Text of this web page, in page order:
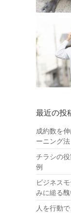
最近の投
成約数を
ーニング法
チラシの
例
ビジネス
みに縋る
人を行動